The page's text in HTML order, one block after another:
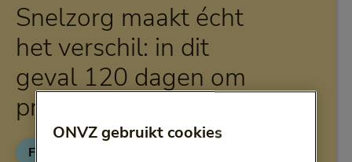
Snelzorg maakt écht
het verschil: in dit
geval 120 dagen om
precies te zijn
Fysiek gezond
ONVZ gebruikt cookies